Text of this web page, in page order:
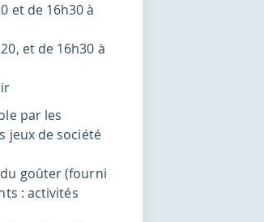
et de 16h30 à
et de 16h30 à
par les
jeux de société
goûter (fourni
: activités